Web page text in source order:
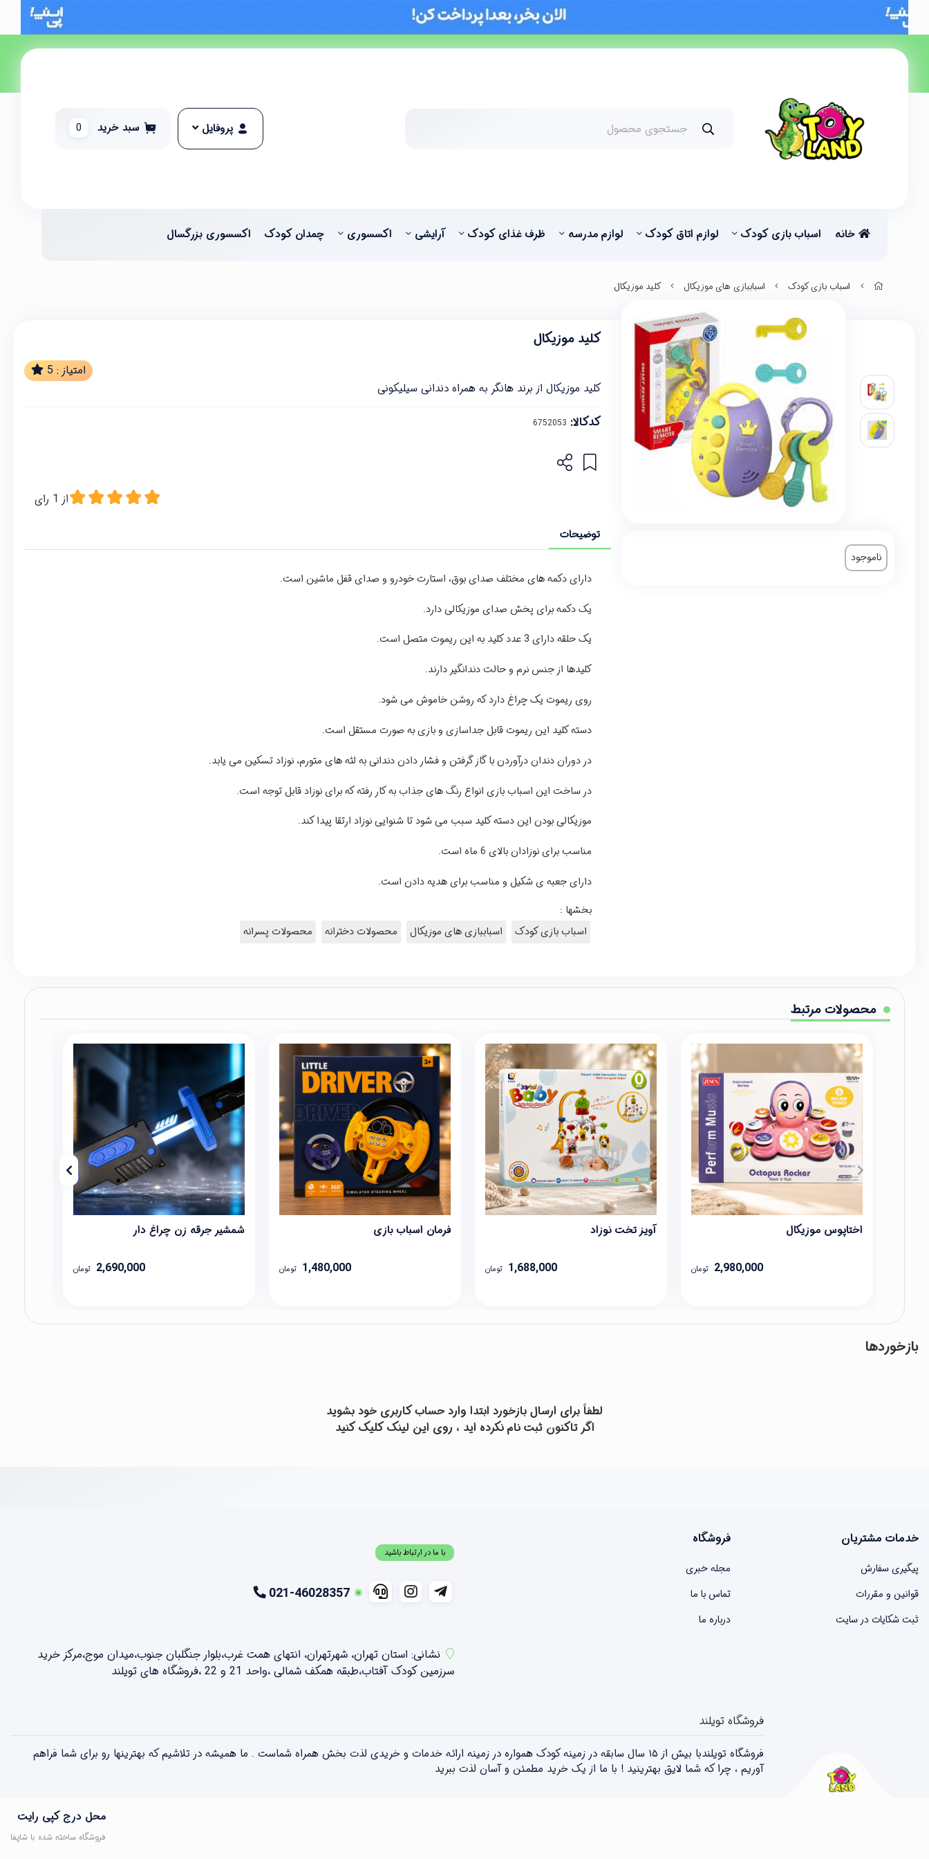
پروفایل سبد خرید 0
خانه اسباب بازی کودک لوازم اتاق کودک لوازم مدرسه ظرف غذای کودک آرایشی اکسسوری چمدان کودک اکسسوری بزرگسال
اسباب بازی کودک اسباببازی های موزیکال کلید موزیکال
ناموجود
کلید موزیکال
امتیاز : 5
کلید موزیکال از برند هانگر به همراه دندانی سیلیکونی
کدکالا:
از 1 رای
توضیحات
دارای دکمه های مختلف صدای بوق، استارت خودرو و صدای قفل ماشین است.
یک دکمه برای پخش صدای موزیکالی دارد.
یک حلقه دارای 3 عدد کلید به این ریموت متصل است.
کلیدها از جنس نرم و حالت دندانگیر دارند.
روی ریموت یک چراغ دارد که روشن خاموش می شود.
دسته کلید این ریموت قابل جداسازی و بازی به صورت مستقل است.
در دوران دندان درآوردن با گاز گرفتن و فشار دادن دندانی به لثه های متورم، نوزاد تسکین می یابد.
در ساخت این اسباب بازی انواع رنگ های جذاب به کار رفته که برای نوزاد قابل توجه است.
موزیکالی بودن این دسته کلید سبب می شود تا شنوایی نوزاد ارتقا پیدا کند.
مناسب برای نوزادان بالای 6 ماه است.
دارای جعبه ی شکیل و مناسب برای هدیه دادن است.
بخشها :
اسباب بازی کودک
اسباببازی های موزیکال محصولات دخترانه محصولات پسرانه
محصولات مرتبط
اختاپوس موزیکال
2,980,000 تومان
آویز تخت نوزاد
1,688,000 تومان
فرمان اسباب بازی
1,480,000 تومان
شمشیر جرقه زن چراغ دار
2,690,000 تومان
بازخوردها
لطفاً برای ارسال بازخورد ابتدا وارد حساب کاربری خود بشوید
اگر تاکنون ثبت نام نکرده اید ، روی این لینک کلیک کنید
خدمات مشتریان
پیگیری سفارش
قوانین و مقررات
ثبت شکایات در سایت
فروشگاه
مجله خبری
تماس با ما
درباره ما
با ما در ارتباط باشید
021-46028357
نشانی: استان تهران، شهرتهران، انتهای همت غرب،بلوار جنگلبان جنوب،میدان موج،مرکز خرید
سرزمین کودک آفتاب،طبقه همکف شمالی ،واحد 21 و 22 ،فروشگاه های تویلند
فروشگاه تویلند
فروشگاه تویلندبا بیش از ۱۵ سال سابقه در زمینه کودک همواره در زمینه ارائه خدمات و خریدی لذت بخش همراه شماست . ما همیشه در تلاشیم که بهترینها رو برای شما فراهم
آوریم ، چرا که شما لایق بهترینید ! با ما از یک خرید مطمئن و آسان لذت ببرید
محل درج کپی رایت
فروشگاه ساخته شده با شاپفا